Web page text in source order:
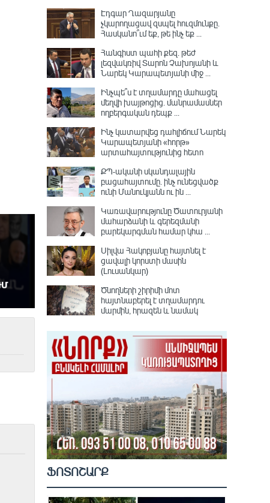
Էդգար Ղազարյանը
չկարողացավ զսպել հուզմունքը.
Հասկանո՞ւմ եք, թե ինչ եք ...
Հանգիստ պահի քեզ. թեժ
լեզվակռիվ Տարոն Չախոյանի և
Նարեկ Կարապետյանի միջ ...
Ինչպե՞ս է տղամարդը մահացել
մեղվի խայթոցից. մանրամասներ
ողբերգական դեպք ...
Ինչ կատարվեց դահլիճում Նարեկ
Կարապետյանի «հորթ»
արտահայտությունից հետո
ՔՊ-ականի սկանդալային
բացահայտումը․ ինչ ունեցվածք
ունի Մանուկյանն ու ին ...
Կառավարությունը Ծատուրյանի
մահարձանի և գերեզմանի
բարեկարգման համար կհա ...
Սիլվա Հակոբյանը հայտնել է
ցավալի կորստի մասին
(Լուսանկար)
Ծնողների շիրիմի մոտ
հայտնաբերել է տղամարդու
մարմին, հրազեն և նամակ
ՖՈՏՈՇԱՐՔ